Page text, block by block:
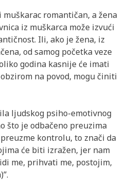
romantičan, a žena
iz muškarca može izvući
Ili, ako je žena, iz
od samog početka veze
godina kasnije će imati
na povod, mogu činiti
ljudskog psiho-emotivnog
što je odbačeno preuzima
kontrolu, to znači da
će biti izražen, jer nam
me, prihvati me, postojim,